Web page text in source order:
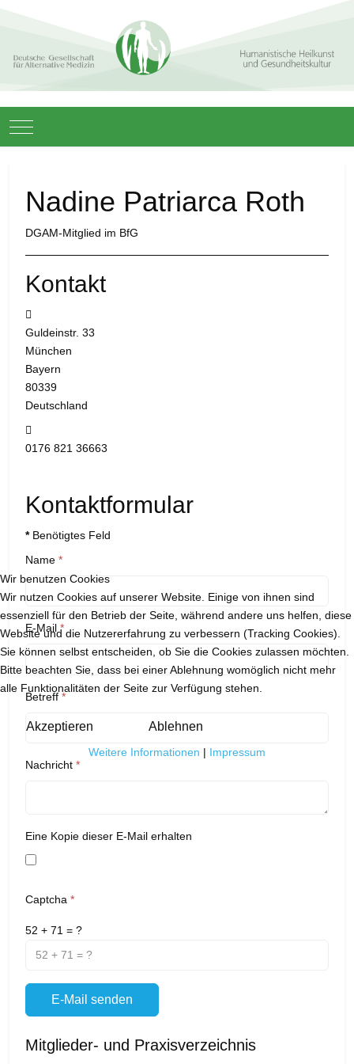
Mobile Menu Toggle
Nadine Patriarca Roth
DGAM-Mitglied im BfG
Kontakt
Guldeinstr. 33
München
Bayern
80339
Deutschland
0176 821 36663
Kontaktformular
*Benötigtes Feld
Name *
E-Mail *
Betreff*
Nachricht *
Eine Kopie dieser E-Mail erhalten
Captcha *
52 + 71 = ?
E-Mail senden
Mitglieder- und Praxisverzeichnis
Wir benutzen Cookies
Wir nutzen Cookies auf unserer Website. Einige von ihnen sind
essenziell für den Betrieb der Seite, während andere uns helfen, diese
Website und die Nutzererfahrung zu verbessern (Tracking Cookies).
Sie können selbst entscheiden, ob Sie die Cookies zulassen möchten.
Bitte beachten Sie, dass bei einer Ablehnung womöglich nicht mehr
alle Funktionalitäten der Seite zur Verfügung stehen.
Akzeptieren Ablehnen
Weitere Informationen | Impressum